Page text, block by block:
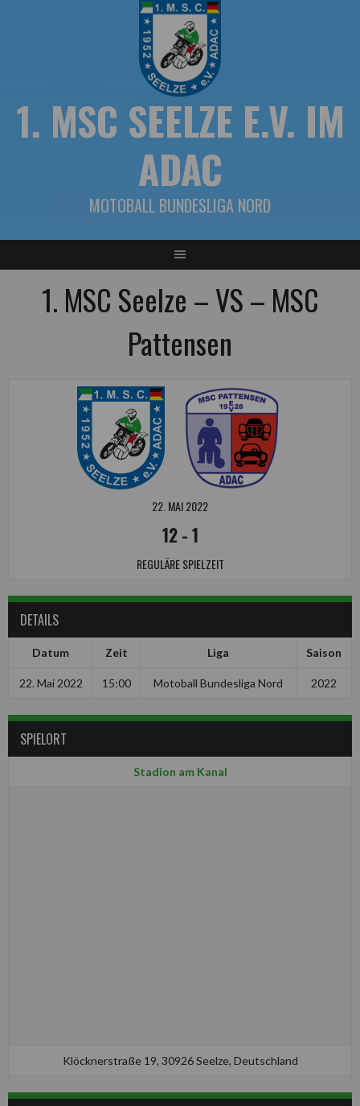
1. MSC SEELZE E.V. IM
ADAC
MOTOBALL BUNDESLIGA NORD
1. MSC Seelze – VS – MSC
Pattensen
22. MAI 2022
12-1
REGULÄRE SPIELZEIT
DETAILS
Datum Zeit Liga Saison
22. Mai 2022 15:00 Motoball Bundesliga Nord 2022
SPIELORT
Stadion am Kanal
Klöcknerstraße 19, 30926 Seelze, Deutschland